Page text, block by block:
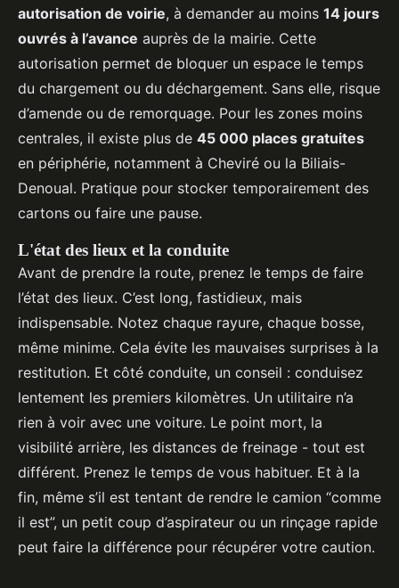
autorisation de voirie, à demander au moins 14 jours
ouvrés à l’avance auprès de la mairie. Cette
autorisation permet de bloquer un espace le temps
du chargement ou du déchargement. Sans elle, risque
d’amende ou de remorquage. Pour les zones moins
centrales, il existe plus de 45 000 places gratuites
en périphérie, notamment à Cheviré ou la Biliais-
Denoual. Pratique pour stocker temporairement des
cartons ou faire une pause.
L'état des lieux et la conduite
Avant de prendre la route, prenez le temps de faire
l’état des lieux. C’est long, fastidieux, mais
indispensable. Notez chaque rayure, chaque bosse,
même minime. Cela évite les mauvaises surprises à la
restitution. Et côté conduite, un conseil : conduisez
lentement les premiers kilomètres. Un utilitaire n’a
rien à voir avec une voiture. Le point mort, la
visibilité arrière, les distances de freinage - tout est
différent. Prenez le temps de vous habituer. Et à la
fin, même s’il est tentant de rendre le camion “comme
il est”, un petit coup d’aspirateur ou un rinçage rapide
peut faire la différence pour récupérer votre caution.